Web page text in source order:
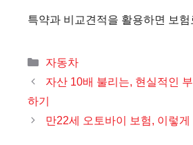
특약과 비교견적을 활용하면 보
카
테
리
자동차
자산 10배 불리는, 현실적인
하기
만22세 오토바이 보험, 이렇